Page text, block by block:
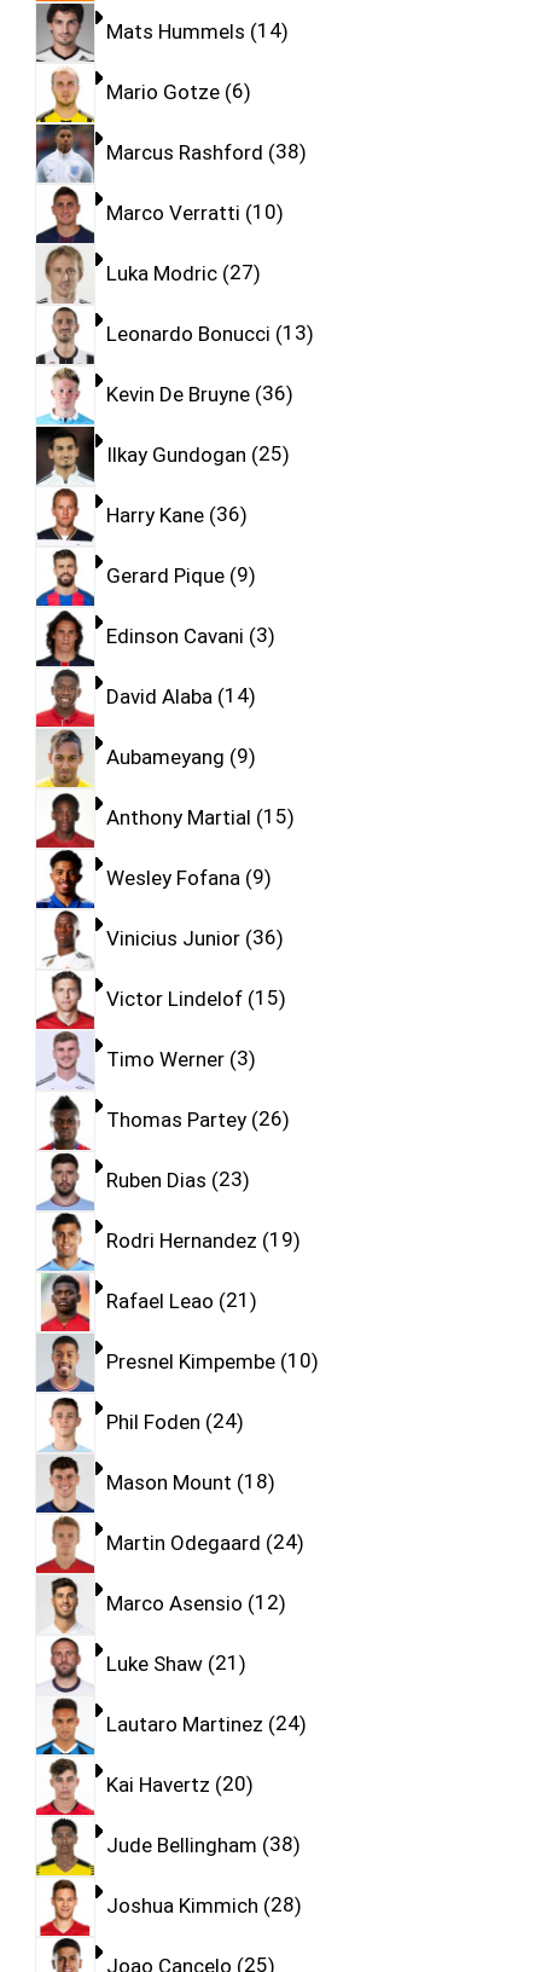
Mats Hummels 14
Mario Gotze 6
Marcus Rashford 38
Marco Verratti 10
Luka Modric 27
Leonardo Bonucci 13
Kevin De Bruyne 36
Ilkay Gundogan 25
Harry Kane 36
Gerard Pique 9
Edinson Cavani 3
David Alaba 14
Aubameyang 9
Anthony Martial 15
Wesley Fofana 9
Vinicius Junior 36
Victor Lindelof 15
Timo Werner 3
Thomas Partey 26
Ruben Dias 23
Rodri Hernandez 19
Rafael Leao 21
Presnel Kimpembe 10
Phil Foden 24
Mason Mount 18
Martin Odegaard 24
Marco Asensio 12
Luke Shaw 21
Lautaro Martinez 24
Kai Havertz 20
Jude Bellingham 38
Joshua Kimmich 28
Joao Cancelo 25